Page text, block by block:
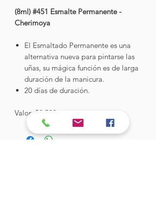
(8ml) #451 Esmalte Permanente -
Cherimoya
El Esmaltado Permanente es una
alternativa nueva para pintarse las
uñas, su mágica función es de larga
duración de la manicura.
20 días de duración.
Valor: $2.500